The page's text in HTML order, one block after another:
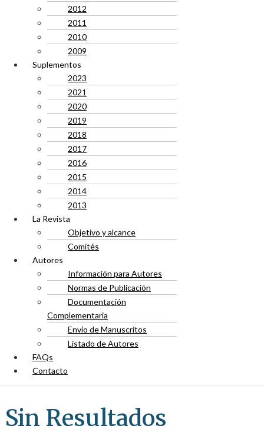
2012
2011
2010
2009
Suplementos
2023
2021
2020
2019
2018
2017
2016
2015
2014
2013
La Revista
Objetivo y alcance
Comités
Autores
Información para Autores
Normas de Publicación
Documentación
Complementaria
Envío de Manuscritos
Listado de Autores
FAQs
Contacto
Sin Resultados